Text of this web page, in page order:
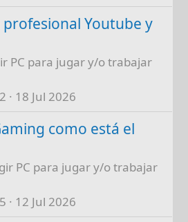
profesional Youtube y
PC para jugar y/o trabajar
2 18 Jul 2026
como está el
PC para jugar y/o trabajar
5 12 Jul 2026